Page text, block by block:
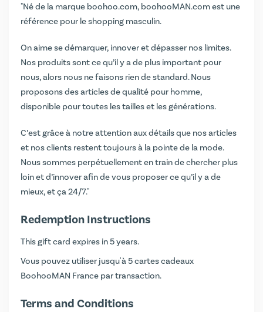
"Né de la marque boohoo.com, boohooMAN.com est une
référence pour le shopping masculin.
On aime se démarquer, innover et dépasser nos limites.
Nos produits sont ce qu’il y a de plus important pour
nous, alors nous ne faisons rien de standard. Nous
proposons des articles de qualité pour homme,
disponible pour toutes les tailles et les générations.
C’est grâce à notre attention aux détails que nos articles
et nos clients restent toujours à la pointe de la mode.
Nous sommes perpétuellement en train de chercher plus
loin et d’innover afin de vous proposer ce qu’il y a de
mieux, et ça 24/7."
Redemption Instructions
This gift card expires in 5 years.
Vous pouvez utiliser jusqu'à 5 cartes cadeaux
BoohooMAN France par transaction.
Terms and Conditions